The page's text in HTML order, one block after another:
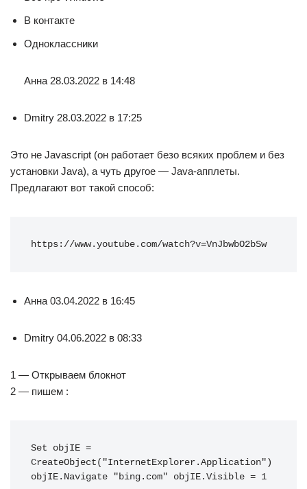
В контакте
Одноклассники
Анна 28.03.2022 в 14:48
Dmitry 28.03.2022 в 17:25
Это не Javascript (он работает безо всяких проблем и без
установки Java), а чуть другое — Java-апплеты.
Предлагают вот такой способ:
https://www.youtube.com/watch?v=VnJbwbO2bSw
Анна 03.04.2022 в 16:45
Dmitry 04.06.2022 в 08:33
1 — Открываем блокнот
2 — пишем :
Set objIE =
CreateObject("InternetExplorer.Application")
objIE.Navigate "bing.com" objIE.Visible = 1